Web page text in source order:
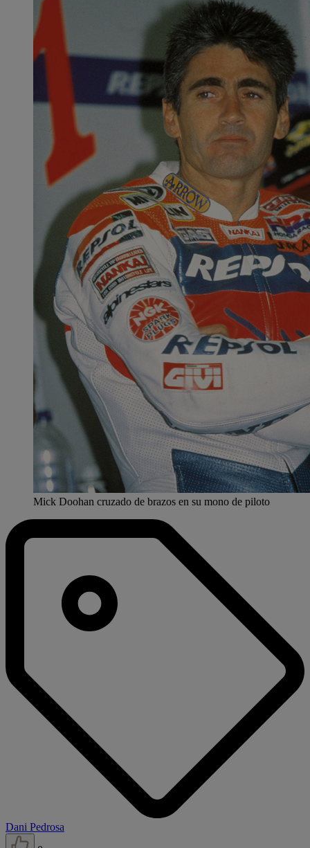
Mick Doohan cruzado de brazos en su mono de piloto
Dani Pedrosa